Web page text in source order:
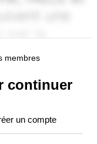
membres
continuer
un compte